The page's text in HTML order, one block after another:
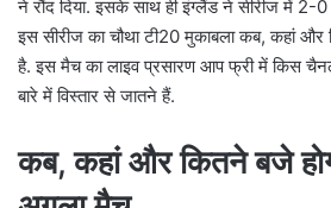
ने रौंद दिया. इसके साथ ही इंग्लैंड ने सीरीज में
इस सीरीज का चौथा टी20 मुकाबला कब, कहां
है. इस मैच का लाइव प्रसारण आप फ्री में किस
बारे में विस्तार से जातने हैं.
कब, कहां और कितने बजे